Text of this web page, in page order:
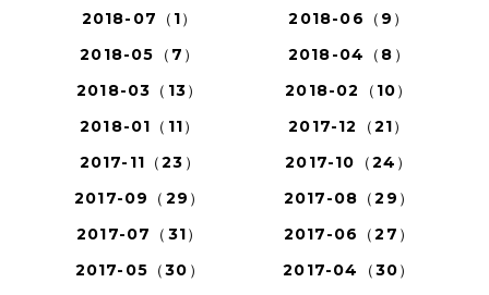
2018-07（1）
2018-06（9）
2018-05（7）
2018-04（8）
2018-03（13）
2018-02（10）
2018-01（11）
2017-12（21）
2017-11（23）
2017-10（24）
2017-09（29）
2017-08（29）
2017-07（31）
2017-06（27）
2017-05（30）
2017-04（30）